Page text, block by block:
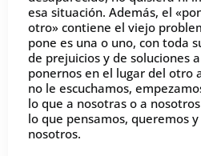
esa situación. Además, el
otro» contiene el viejo
pone es una o uno, con toda
de prejuicios y de soluciones
ponernos en el lugar del otro
no le escuchamos,
lo que a nosotras o a
lo que pensamos, queremos
nosotros.